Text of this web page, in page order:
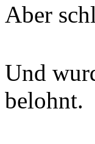
Aber
Und
belohnt.